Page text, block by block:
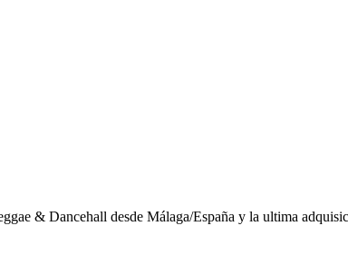
& Dancehall desde Málaga/España y la ultima